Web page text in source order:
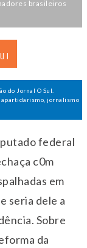
brasileiros
do Jornal O Sul.
jornalismo
federal
c0m
em
seria dele a
Sobre
da